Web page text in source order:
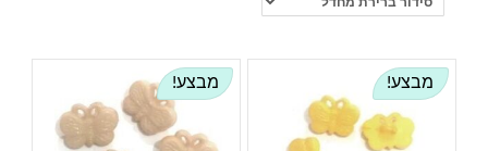
מבצע! מבצע!